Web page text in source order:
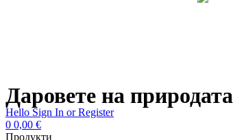
Даровете на природата
Hello Sign In or Register
0 0,00 €
Продукти